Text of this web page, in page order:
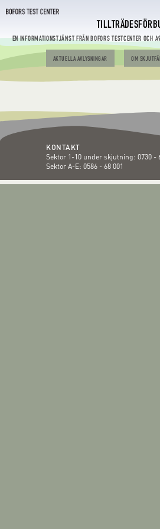
EN INFORMATIONSTJÄNST FRÅN BOFORS TESTCENTER OCH
AKTUELLA AVLYSNINGAR OM
KONTAKT
Sektor 1-10 under skjutning: 0730 -
Sektor A-E: 0586 - 68 001